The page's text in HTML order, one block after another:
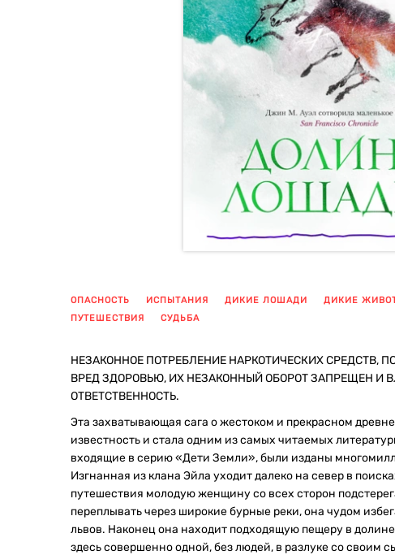
ОПАСНОСТЬ ИСПЫТАНИЯ ДИКИЕ ЛОШАДИ ДИКИЕ
ПУТЕШЕСТВИЯ
СУДЬБА
НЕЗАКОННОЕ ПОТРЕБЛЕНИЕ НАРКОТИЧЕСКИХ СРЕДСТВ,
ВРЕД ЗДОРОВЬЮ, ИХ НЕЗАКОННЫЙ ОБОРОТ ЗАПРЕЩЕН И
ОТВЕТСТВЕННОСТЬ.
Эта захватывающая сага о жестоком и прекрасном
известность и стала одним из самых читаемых
входящие в серию «Дети Земли», были изданы
Изгнанная из клана Эйла уходит далеко на север в
путешествия молодую женщину со всех сторон
переплывать через широкие бурные реки, она чудом
львов. Наконец она находит подходящую пещеру в
здесь совершенно одной, без людей, в разлуке со своим